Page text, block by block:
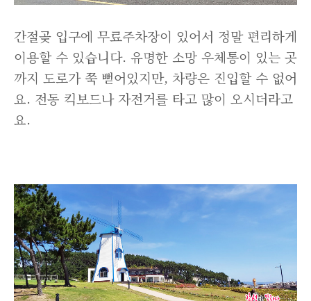
간절곶 입구에 무료주차장이 있어서 정말 편리하게
이용할 수 있습니다. 유명한 소망 우체통이 있는 곳
까지 도로가 쭉 뻗어있지만, 차량은 진입할 수 없어
요. 전동 킥보드나 자전거를 타고 많이 오시더라고
요.